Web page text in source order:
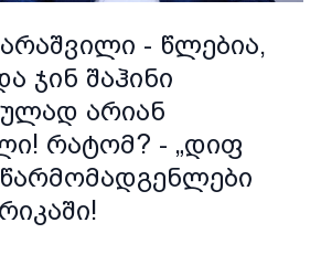
- წლებია,
ჯინ შაჰინი
არიან
რატომ? - „დიფ